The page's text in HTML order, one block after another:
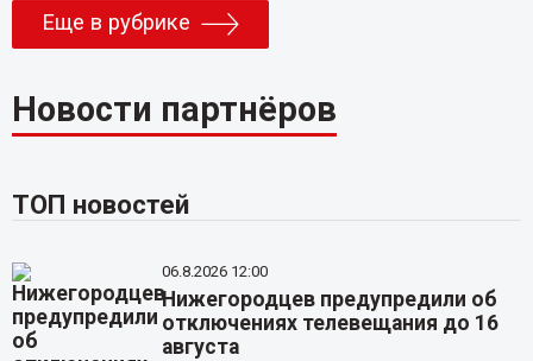
Еще в рубрике
Новости партнёров
ТОП новостей
06.8.2026 12:00
Нижегородцев предупредили об
отключениях телевещания до 16
августа